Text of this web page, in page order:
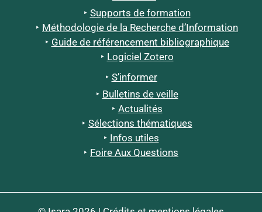
Supports de formation
Méthodologie de la Recherche d’Information
Guide de référencement bibliographique
Logiciel Zotero
S’informer
Bulletins de veille
Actualités
Sélections thématiques
Infos utiles
Foire Aux Questions